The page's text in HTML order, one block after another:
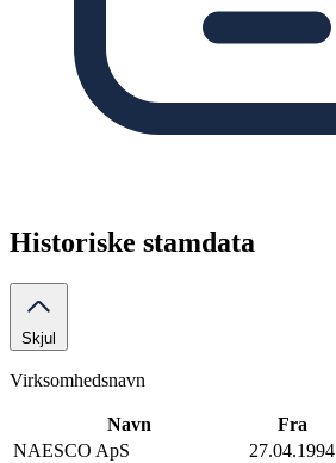
Historiske stamdata
Skjul
Virksomhedsnavn
Navn Fra
NAESCO ApS
27.04.1994